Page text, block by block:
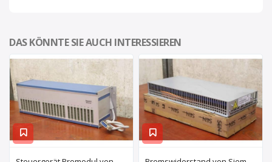
DAS KÖNNTE SIE AUCH INTERESSIEREN